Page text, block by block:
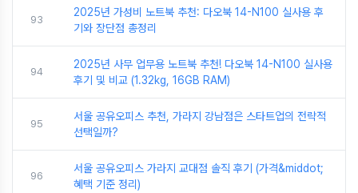
93
2025년 가성비 노트북 추천: 다오북 14-N100 실사용 후
기와 장단점 총정리
94
2025년 사무 업무용 노트북 추천! 다오북 14-N100 실사용
후기 및 비교 (1.32kg, 16GB RAM)
95
서울 공유오피스 추천, 가라지 강남점은 스타트업의 전략적
선택일까?
96
서울 공유오피스 가라지 교대점 솔직 후기 (가격&middot;
혜택 기준 정리)